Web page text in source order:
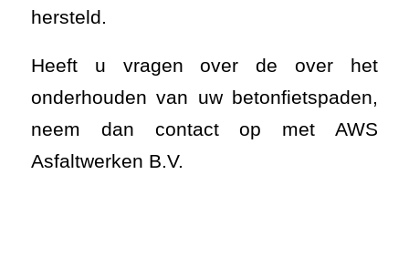
hersteld.
Heeft u vragen over de over het
onderhouden van uw betonfietspaden,
neem dan contact op met AWS
Asfaltwerken B.V.